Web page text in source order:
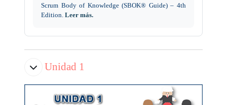
Scrum Body of Knowledge (SBOK® Guide) – 4th
Edition. Leer más.
Unidad 1